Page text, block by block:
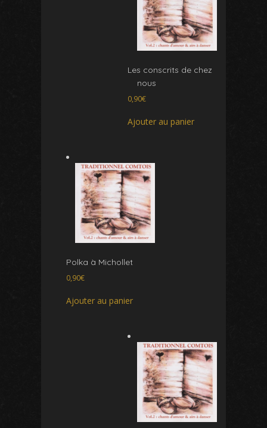
Les conscrits de chez
nous
0,90€
Ajouter au panier
Polka à Michollet
0,90€
Ajouter au panier